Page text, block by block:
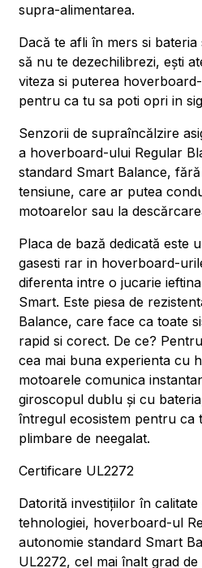
supra-alimentarea.
Dacă te afli în mers si
să nu te dezechilibrezi, ești
viteza si puterea
pentru ca tu sa poti opri in
Senzorii de supraîncălzire
a hoverboard-ului Regular
standard Smart Balance,
tensiune, care ar putea
motoarelor sau la
Placa de bază dedicată este
gasesti rar in hoverboard-
diferenta intre o jucarie
Smart. Este piesa de
Balance, care face ca toate
rapid si corect. De ce?
cea mai buna experienta cu
motoarele comunica
giroscopul dublu și cu
întregul ecosistem pentru ca
plimbare de neegalat.
Certificare UL2272
Datorită investițiilor în
tehnologiei, hoverboard-ul
autonomie standard Smart
UL2272, cel mai înalt grad